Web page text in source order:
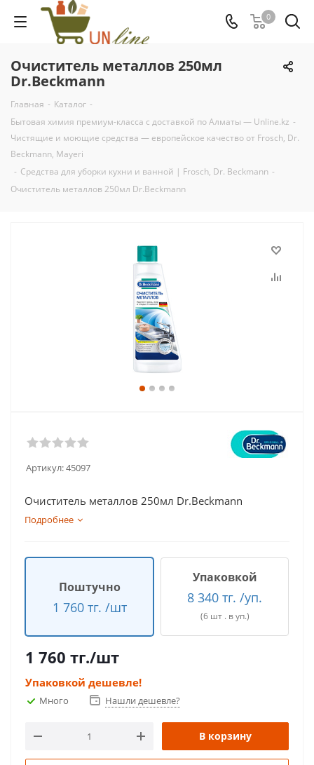
0
Очиститель металлов 250мл
Dr.Beckmann
Главная - Каталог -
Бытовая химия премиум-класса с доставкой по Алматы — Unline.kz -
Чистящие и моющие средства — европейское качество от Frosch, Dr.
Beckmann, Mayeri
- Средства для уборки кухни и ванной | Frosch, Dr. Beckmann -
Очиститель металлов 250мл Dr.Beckmann
Артикул:45097
Очиститель металлов 250мл Dr.Beckmann
Подробнее
Поштучно
1 760 тг. /шт
Упаковкой
8 340 тг. /уп.
(6 шт . в уп.)
1 760 тг./шт
Упаковкой дешевле!
Много Нашли дешевле?
В корзину